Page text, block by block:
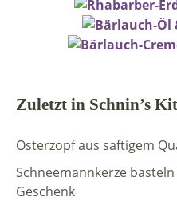
Zuletzt in Schnin’s
Osterzopf aus saftigem
Schneemannkerze
Geschenk